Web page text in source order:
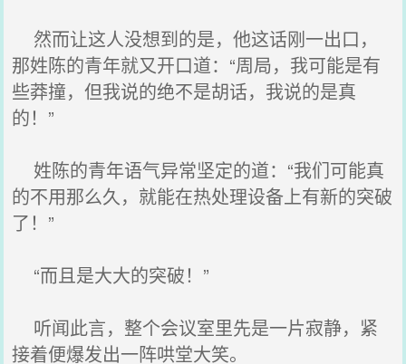
然而让这人没想到的是，他这话刚一出口，
那姓陈的青年就又开口道：“周局，我可能是有
些莽撞，但我说的绝不是胡话，我说的是真
的！”
姓陈的青年语气异常坚定的道：“我们可能真
的不用那么久，就能在热处理设备上有新的突破
了！”
“而且是大大的突破！”
听闻此言，整个会议室里先是一片寂静，紧
接着便爆发出一阵哄堂大笑。